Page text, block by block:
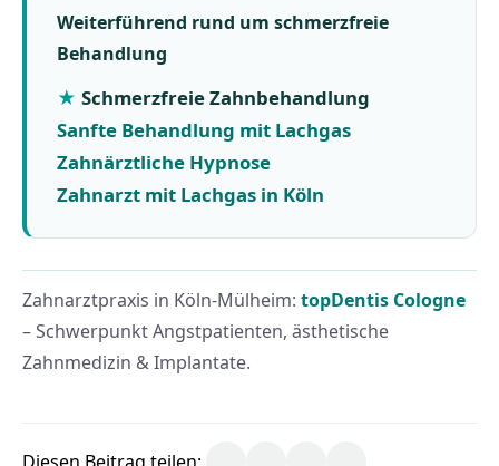
Weiterführend rund um schmerzfreie
Behandlung
Schmerzfreie Zahnbehandlung
Sanfte Behandlung mit Lachgas
Zahnärztliche Hypnose
Zahnarzt mit Lachgas in Köln
Zahnarztpraxis in Köln-Mülheim: topDentis Cologne
– Schwerpunkt Angstpatienten, ästhetische
Zahnmedizin & Implantate.